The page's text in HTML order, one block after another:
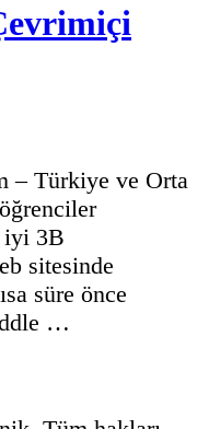
– Türkiye ve Orta
iyi 3B
sitesinde
süre önce
…